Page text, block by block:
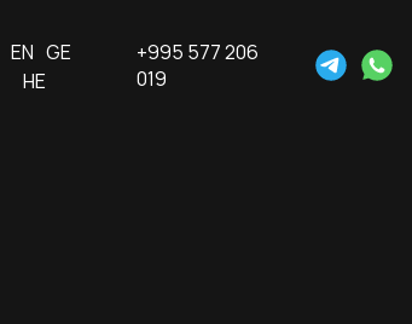
EN GE
HE
+995 577 206
019